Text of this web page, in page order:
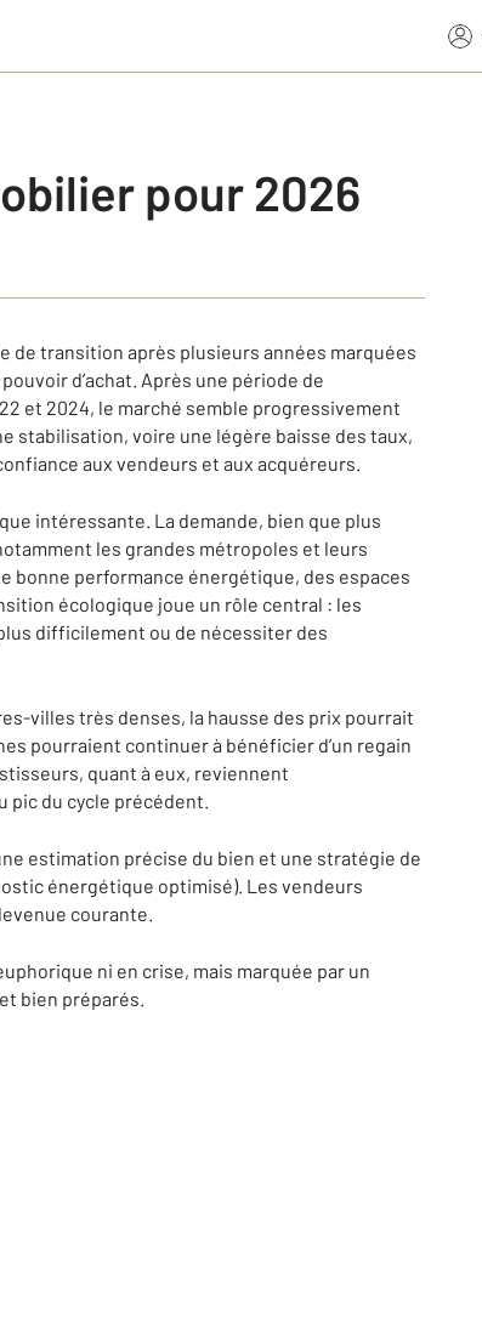
pour 2026
de transition après plusieurs années marquées
d’achat. Après une période de
et 2024, le marché semble progressivement
stabilisation, voire une légère baisse des taux,
aux vendeurs et aux acquéreurs.
intéressante. La demande, bien que plus
les grandes métropoles et leurs
bonne performance énergétique, des espaces
écologique joue un rôle central : les
difficilement ou de nécessiter des
villes très denses, la hausse des prix pourrait
pourraient continuer à bénéficier d’un regain
quant à eux, reviennent
pic du cycle précédent.
estimation précise du bien et une stratégie de
énergétique optimisé). Les vendeurs
courante.
ni en crise, mais marquée par un
bien préparés.